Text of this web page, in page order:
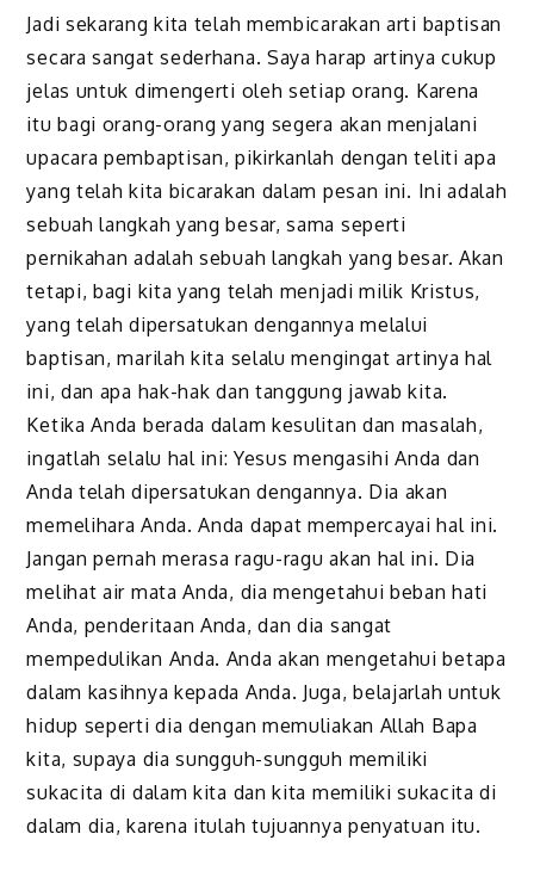
Jadi sekarang kita telah membicarakan arti baptisan
secara sangat sederhana. Saya harap artinya cukup
jelas untuk dimengerti oleh setiap orang. Karena
itu bagi orang-orang yang segera akan menjalani
upacara pembaptisan, pikirkanlah dengan teliti apa
yang telah kita bicarakan dalam pesan ini. Ini adalah
sebuah langkah yang besar, sama seperti
pernikahan adalah sebuah langkah yang besar. Akan
tetapi, bagi kita yang telah menjadi milik Kristus,
yang telah dipersatukan dengannya melalui
baptisan, marilah kita selalu mengingat artinya hal
ini, dan apa hak-hak dan tanggung jawab kita.
Ketika Anda berada dalam kesulitan dan masalah,
ingatlah selalu hal ini: Yesus mengasihi Anda dan
Anda telah dipersatukan dengannya. Dia akan
memelihara Anda. Anda dapat mempercayai hal ini.
Jangan pernah merasa ragu-ragu akan hal ini. Dia
melihat air mata Anda, dia mengetahui beban hati
Anda, penderitaan Anda, dan dia sangat
mempedulikan Anda. Anda akan mengetahui betapa
dalam kasihnya kepada Anda. Juga, belajarlah untuk
hidup seperti dia dengan memuliakan Allah Bapa
kita, supaya dia sungguh-sungguh memiliki
sukacita di dalam kita dan kita memiliki sukacita di
dalam dia, karena itulah tujuannya penyatuan itu.